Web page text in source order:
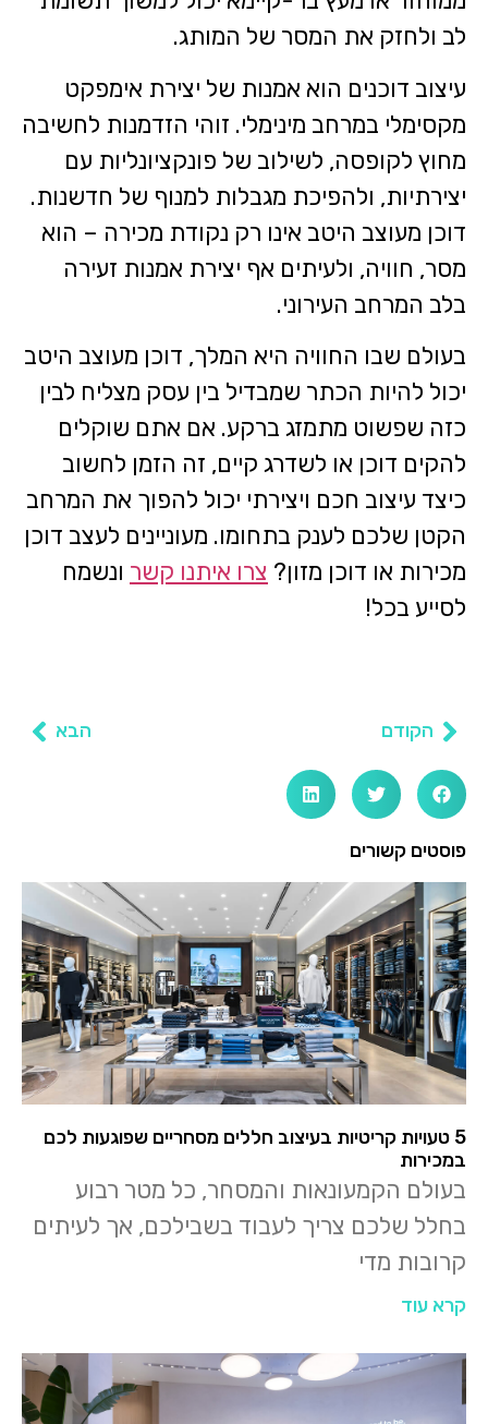
לב ולחזק את המסר של המותג.
עיצוב דוכנים הוא אמנות של יצירת אימפקט
מקסימלי במרחב מינימלי. זוהי הזדמנות לחשיבה
מחוץ לקופסה, לשילוב של פונקציונליות עם
יצירתיות, ולהפיכת מגבלות למנוף של חדשנות.
דוכן מעוצב היטב אינו רק נקודת מכירה – הוא
מסר, חוויה, ולעיתים אף יצירת אמנות זעירה
בלב המרחב העירוני.
בעולם שבו החוויה היא המלך, דוכן מעוצב היטב
יכול להיות הכתר שמבדיל בין עסק מצליח לבין
כזה שפשוט מתמזג ברקע. אם אתם שוקלים
להקים דוכן או לשדרג קיים, זה הזמן לחשוב
כיצד עיצוב חכם ויצירתי יכול להפוך את המרחב
הקטן שלכם לענק בתחומו. מעוניינים לעצב דוכן
מכירות או דוכן מזון? צרו איתנו קשר ונשמח
לסייע בכל!
הקודם הבא
פוסטים קשורים
5 טעויות קריטיות בעיצוב חללים מסחריים שפוגעות לכם
במכירות
בעולם הקמעונאות והמסחר, כל מטר רבוע
בחלל שלכם צריך לעבוד בשבילכם, אך לעיתים
קרובות מדי
קרא עוד